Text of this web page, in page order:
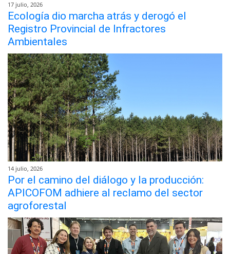
17 julio, 2026
Ecología dio marcha atrás y derogó el
Registro Provincial de Infractores
Ambientales
14 julio, 2026
Por el camino del diálogo y la producción:
APICOFOM adhiere al reclamo del sector
agroforestal